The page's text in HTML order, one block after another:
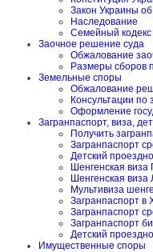
Закон Украины
Наследование
Семейный
Заочное решение суда
Обжалование
Размеры сборов
Земельные споры
Обжалование
Консультации по
Оформление
Загранпаспорт, виза,
Получить
Загранпаспорт
Детский
Шенгенская виза
Шенгенская виза
Мультивиза
Загранпаспорт в
Загранпаспорт
Загранпаспорт
Детский
Имущественные споры